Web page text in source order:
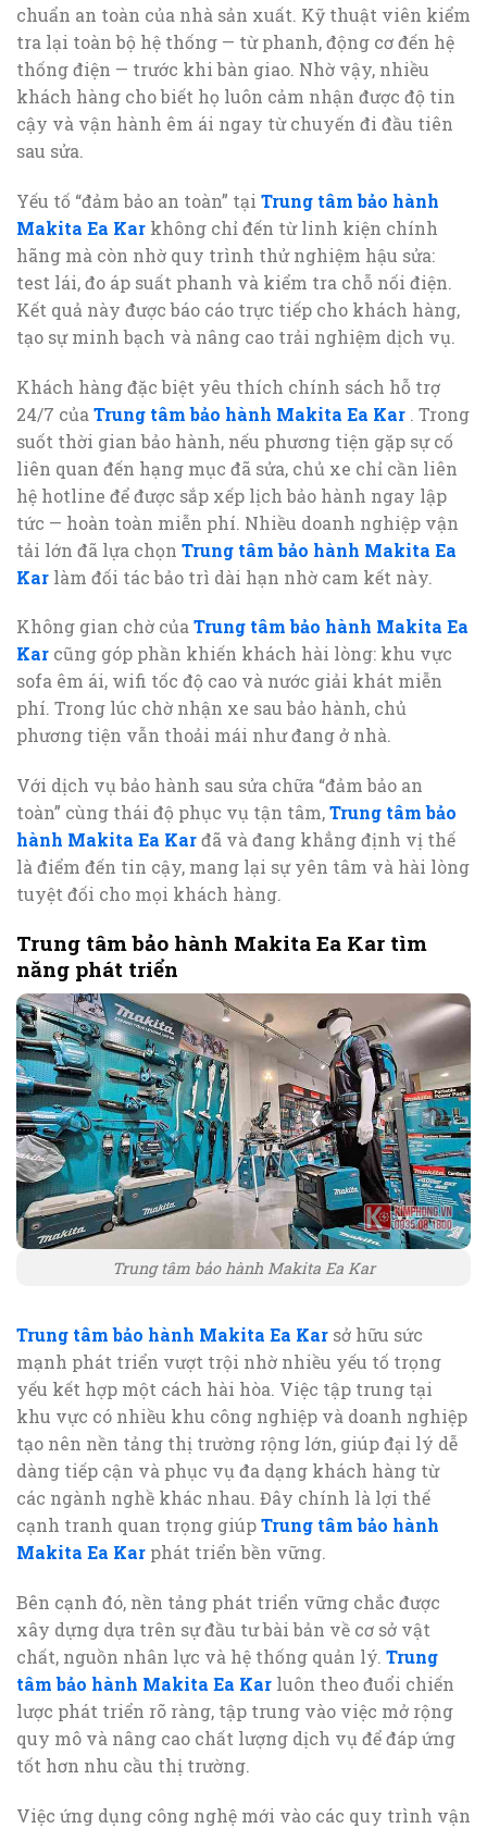
chuẩn an toàn của nhà sản xuất. Kỹ thuật viên kiểm
tra lại toàn bộ hệ thống — từ phanh, động cơ đến hệ
thống điện — trước khi bàn giao. Nhờ vậy, nhiều
khách hàng cho biết họ luôn cảm nhận được độ tin
cậy và vận hành êm ái ngay từ chuyến đi đầu tiên
sau sửa.
Yếu tố “đảm bảo an toàn” tại Trung tâm bảo hành
Makita Ea Kar không chỉ đến từ linh kiện chính
hãng mà còn nhờ quy trình thử nghiệm hậu sửa:
test lái, đo áp suất phanh và kiểm tra chỗ nối điện.
Kết quả này được báo cáo trực tiếp cho khách hàng,
tạo sự minh bạch và nâng cao trải nghiệm dịch vụ.
Khách hàng đặc biệt yêu thích chính sách hỗ trợ
24/7 của Trung tâm bảo hành Makita Ea Kar . Trong
suốt thời gian bảo hành, nếu phương tiện gặp sự cố
liên quan đến hạng mục đã sửa, chủ xe chỉ cần liên
hệ hotline để được sắp xếp lịch bảo hành ngay lập
tức — hoàn toàn miễn phí. Nhiều doanh nghiệp vận
tải lớn đã lựa chọn Trung tâm bảo hành Makita Ea
Kar làm đối tác bảo trì dài hạn nhờ cam kết này.
Không gian chờ củaTrung tâm bảo hành Makita Ea
Kar cũng góp phần khiến khách hài lòng: khu vực
sofa êm ái, wifi tốc độ cao và nước giải khát miễn
phí. Trong lúc chờ nhận xe sau bảo hành, chủ
phương tiện vẫn thoải mái như đang ở nhà.
Với dịch vụ bảo hành sau sửa chữa “đảm bảo an
toàn” cùng thái độ phục vụ tận tâm,Trung tâm bảo
hành Makita Ea Karđã và đang khẳng định vị thế
là điểm đến tin cậy, mang lại sự yên tâm và hài lòng
tuyệt đối cho mọi khách hàng.
Trung tâm bảo hành Makita Ea Kar tìm
năng phát triển
Trung tâm bảo hành Makita Ea Kar
Trung tâm bảo hành Makita Ea Kar sở hữu sức
mạnh phát triển vượt trội nhờ nhiều yếu tố trọng
yếu kết hợp một cách hài hòa. Việc tập trung tại
khu vực có nhiều khu công nghiệp và doanh nghiệp
tạo nên nền tảng thị trường rộng lớn, giúp đại lý dễ
dàng tiếp cận và phục vụ đa dạng khách hàng từ
các ngành nghề khác nhau. Đây chính là lợi thế
cạnh tranh quan trọng giúpTrung tâm bảo hành
Makita Ea Kar phát triển bền vững.
Bên cạnh đó, nền tảng phát triển vững chắc được
xây dựng dựa trên sự đầu tư bài bản về cơ sở vật
chất, nguồn nhân lực và hệ thống quản lý. Trung
tâm bảo hành Makita Ea Kar luôn theo đuổi chiến
lược phát triển rõ ràng, tập trung vào việc mở rộng
quy mô và nâng cao chất lượng dịch vụ để đáp ứng
tốt hơn nhu cầu thị trường.
Việc ứng dụng công nghệ mới vào các quy trình vận